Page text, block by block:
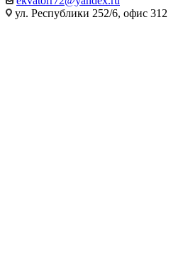
ул. Республики 252/6, офис 312